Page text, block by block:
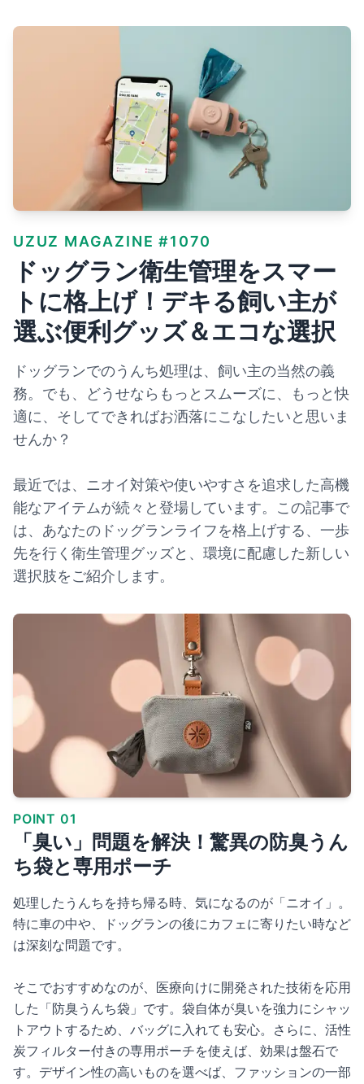
UZUZ MAGAZINE #1070
ドッグラン衛生管理をスマー
トに格上げ！デキる飼い主が
選ぶ便利グッズ＆エコな選択
ドッグランでのうんち処理は、飼い主の当然の義
務。でも、どうせならもっとスムーズに、もっと快
適に、そしてできればお洒落にこなしたいと思いま
せんか？
最近では、ニオイ対策や使いやすさを追求した高機
能なアイテムが続々と登場しています。この記事で
は、あなたのドッグランライフを格上げする、一歩
先を行く衛生管理グッズと、環境に配慮した新しい
選択肢をご紹介します。
POINT 01
「臭い」問題を解決！驚異の防臭うん
ち袋と専用ポーチ
処理したうんちを持ち帰る時、気になるのが「ニオイ」。
特に車の中や、ドッグランの後にカフェに寄りたい時など
は深刻な問題です。
そこでおすすめなのが、医療向けに開発された技術を応用
した「防臭うんち袋」です。袋自体が臭いを強力にシャッ
トアウトするため、バッグに入れても安心。さらに、活性
炭フィルター付きの専用ポーチを使えば、効果は盤石で
す。デザイン性の高いものを選べば、ファッションの一部